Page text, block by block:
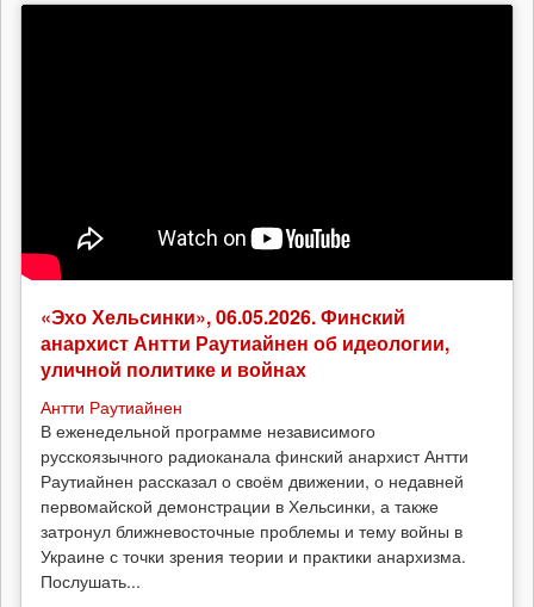
«Эхо Хельсинки», 06.05.2026. Финский
анархист Антти Раутиайнен об идеологии,
уличной политике и войнах
Антти Раутиайнен
В еженедельной программе независимого
русскоязычного радиоканала финский анархист Антти
Раутиайнен рассказал о своём движении, о недавней
первомайской демонстрации в Хельсинки, а также
затронул ближневосточные проблемы и тему войны в
Украине с точки зрения теории и практики анархизма.
Послушать...